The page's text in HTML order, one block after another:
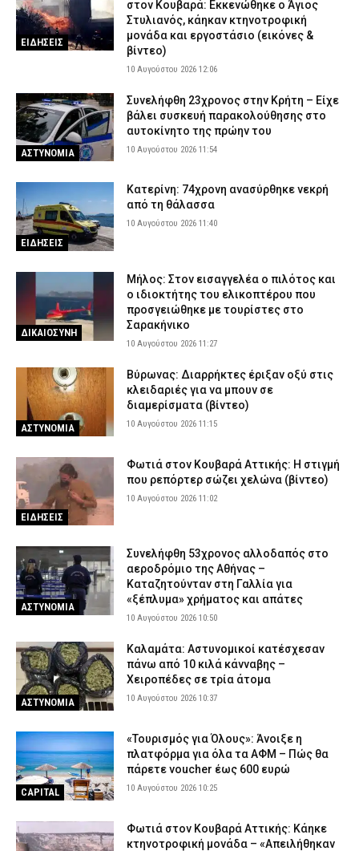
Βριλησσίων και μετά να την έσβησαν – Τους αναζητά η
Πυροσβεστική
ΕΙΔΗΣΕΙΣ 9 Αυγούστου 2026 21:15
ΕΙΔΗΣΕΙΣ
στον Κουβαρά: Εκκενώθηκε ο Άγιος
Στυλιανός, κάηκαν κτηνοτροφική
μονάδα και εργοστάσιο (εικόνες &
βίντεο)
10 Αυγούστου 2026 12:06
ΑΣΤΥΝΟΜΙΑ
Συνελήφθη 23χρονος στην Κρήτη – Είχε
βάλει συσκευή παρακολούθησης στο
αυτοκίνητο της πρώην του
10 Αυγούστου 2026 11:54
ΕΙΔΗΣΕΙΣ
Κατερίνη: 74χρονη ανασύρθηκε νεκρή
από τη θάλασσα
10 Αυγούστου 2026 11:40
ΔΙΚΑΙΟΣΥΝΗ
Μήλος: Στον εισαγγελέα ο πιλότος και
ο ιδιοκτήτης του ελικοπτέρου που
προσγειώθηκε με τουρίστες στο
Σαρακήνικο
10 Αυγούστου 2026 11:27
ΑΣΤΥΝΟΜΙΑ
Βύρωνας: Διαρρήκτες έριξαν οξύ στις
κλειδαριές για να μπουν σε
διαμερίσματα (βίντεο)
10 Αυγούστου 2026 11:15
ΕΙΔΗΣΕΙΣ
Φωτιά στον Κουβαρά Αττικής: Η στιγμή
που ρεπόρτερ σώζει χελώνα (βίντεο)
10 Αυγούστου 2026 11:02
ΑΣΤΥΝΟΜΙΑ
Συνελήφθη 53χρονος αλλοδαπός στο
αεροδρόμιο της Αθήνας –
Καταζητούνταν στη Γαλλία για
«ξέπλυμα» χρήματος και απάτες
10 Αυγούστου 2026 10:50
ΑΣΤΥΝΟΜΙΑ
Καλαμάτα: Αστυνομικοί κατέσχεσαν
πάνω από 10 κιλά κάνναβης –
Χειροπέδες σε τρία άτομα
10 Αυγούστου 2026 10:37
CAPITAL
«Τουρισμός για Όλους»: Άνοιξε η
πλατφόρμα για όλα τα ΑΦΜ – Πώς θα
πάρετε voucher έως 600 ευρώ
10 Αυγούστου 2026 10:25
Φωτιά στον Κουβαρά Αττικής: Κάηκε
κτηνοτροφική μονάδα – «Απειλήθηκαν